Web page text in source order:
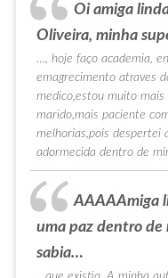
Oi amiga
Oliveira, minha
…, hoje faço academia,
emagrecimento atraves
medico,estou muito
marido,mais paciente
melhorias,pois despertei
adormecida dentro de
AAAAAmiga
uma paz dentro de
sabia…